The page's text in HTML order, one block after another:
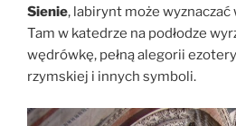
Sienie, labirynt może wyznaczać
Tam w katedrze na podłodze
wędrówkę, pełną alegorii
rzymskiej i innych symboli.